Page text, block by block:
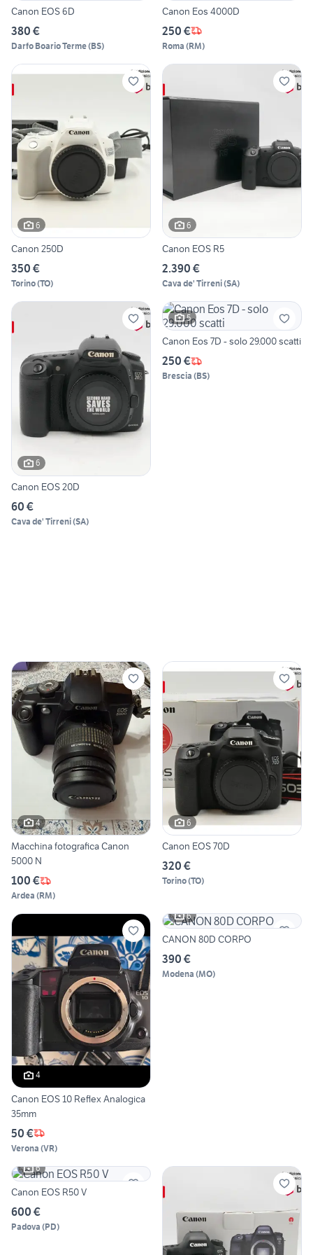
Canon EOS 6D
380 €
Darfo Boario Terme(BS)
Canon Eos 4000D
250 €
Roma (RM)
6
Canon 250D
350 €
Torino(TO)
6
Canon EOS R5
2.390 €
Cava de' Tirreni(SA)
6
Canon EOS 20D
60 €
Cava de' Tirreni(SA)
5
Canon Eos 7D - solo 29.000 scatti
250 €
Brescia (BS)
4
Macchina fotografica Canon
5000 N
100 €
Ardea (RM)
6
Canon EOS 70D
320 €
Torino(TO)
4
Canon EOS 10 Reflex Analogica
35mm
50 €
Verona (VR)
6
CANON 80D CORPO
390 €
Modena (MO)
6
Canon EOS R50 V
600 €
Padova (PD)